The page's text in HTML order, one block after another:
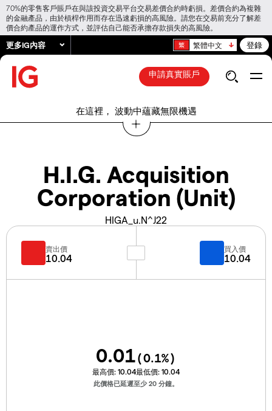
70%的零售客戶賬戶在與該投資交易平台交易差價合約時虧損。差價合約為複雜
的金融產品，由於槓桿作用而存在迅速虧損的高風險。請您在交易前充分了解差
價合約產品的運作方式，並評估自己能否承擔存款損失的高風險。
更多IG內容 繁體中文 登錄
申請真實賬戶
在這裡， 波動中蘊藏無限機遇
H.I.G. Acquisition
Corporation (Unit)
HIGA_u.N^J22
賣出價
10.04
買入價
10.04
0.01(0.1%)
最高價: 10.04最低價: 10.04
此價格已延遲至少 20 分鐘。